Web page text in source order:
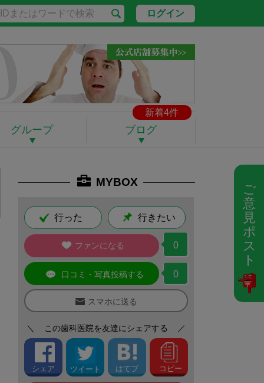
ご
意
見
ポ
ス
ト
ログイン
新着4件
グループ ブログ
MYBOX
行った 行きたい
ファンになる 0
口コミ・写真投稿する 0
スマホに送る
＼ この歯科医院を友達にシェアする ／
シェア ツイート はてブ コピー